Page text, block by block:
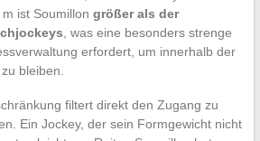
ist Soumillon größer als der
, was eine besonders strenge
erfordert, um innerhalb der
bleiben.
filtert direkt den Zugang zu
Ein Jockey, der sein Formgewicht nicht